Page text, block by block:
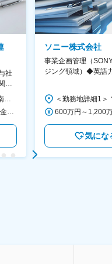
社
の
口
本社 住所：東京都港区南青山6-10-11 ウェスレーセンター3F 勤務地最寄駅：地下鉄各線／表参道駅 受動喫煙対策：屋内全面禁煙 変更の範囲：会社の定める事業所（リモートワーク含む）
450万円～550万円 ＜賃金形態＞ 月給制 ＜賃金内訳＞ 月額（基本給）：340,000円～420,000円 ＜月給＞ 340,000円～420,000円 ＜昇給有無＞ 有 ＜残業手当＞ 有 ＜給与補足＞ ※能力・経験によって決定します。 ■賞与あり（業績評価に応じて支給） 賃金はあくまでも目安の金額であり、選考を通じて上下する可能性があります。 月給(月額)は固定手当を含めた表記です。
ソニー株式会社
事業企画管理（
ジング領域）◆英語
気にな